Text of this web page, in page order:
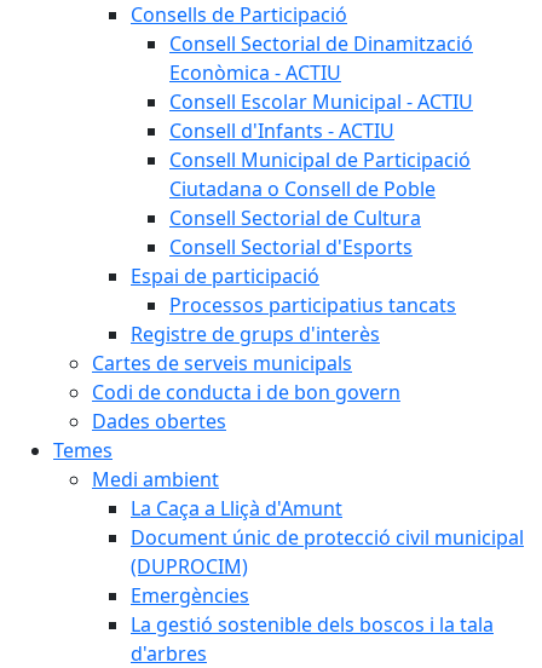
Consells de Participació
Consell Sectorial de Dinamització
Econòmica - ACTIU
Consell Escolar Municipal - ACTIU
Consell d'Infants - ACTIU
Consell Municipal de Participació
Ciutadana o Consell de Poble
Consell Sectorial de Cultura
Consell Sectorial d'Esports
Espai de participació
Processos participatius tancats
Registre de grups d'interès
Cartes de serveis municipals
Codi de conducta i de bon govern
Dades obertes
Temes
Medi ambient
La Caça a Lliçà d'Amunt
Document únic de protecció civil municipal
(DUPROCIM)
Emergències
La gestió sostenible dels boscos i la tala
d'arbres